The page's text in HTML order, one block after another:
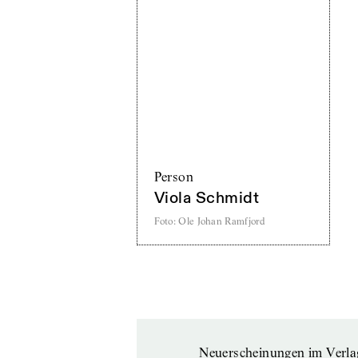
Person
Viola Schmidt
Foto: Ole Johan Ramfjord
Neuerscheinungen im